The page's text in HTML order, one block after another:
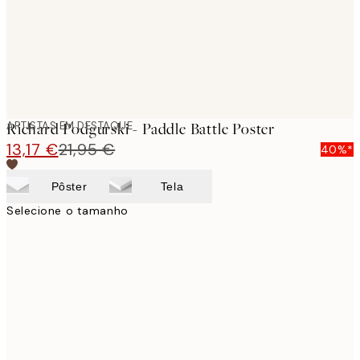
ARTISTAS EM DESTAQUE
Richard Podgurski - Paddle Battle Poster
13,17 €21,95 € 40%*
Pôster Tela
Selecione o tamanho